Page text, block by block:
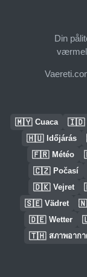
Din
🇲🇾 Cuaca 🇮🇩
🇭🇺 Időjárás
🇫🇷 Météo
🇨🇿 Počasí
🇩🇰 Vejret
🇸🇪 Vädret
🇩🇪 Wetter
🇹🇭 สภาพอาก